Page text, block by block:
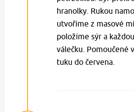
hranolky. Rukou
utvoříme z masové
položíme sýr a
válečku. Pomoučené
tuku do červena.